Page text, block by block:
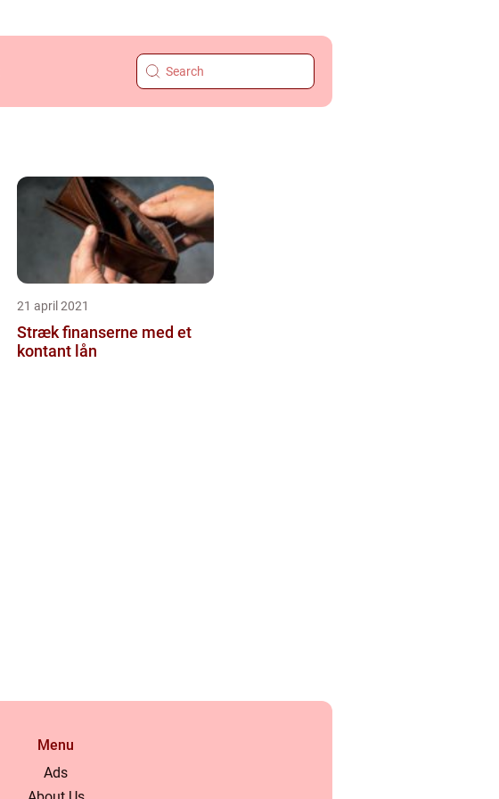
21 april 2021
Stræk finanserne med et
kontant lån
Menu
Ads